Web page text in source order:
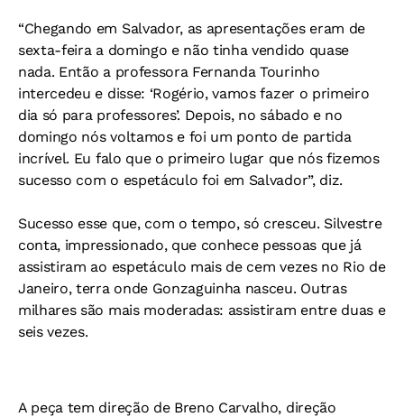
“Chegando em Salvador, as apresentações eram de
sexta-feira a domingo e não tinha vendido quase
nada. Então a professora Fernanda Tourinho
intercedeu e disse: ‘Rogério, vamos fazer o primeiro
dia só para professores’. Depois, no sábado e no
domingo nós voltamos e foi um ponto de partida
incrível. Eu falo que o primeiro lugar que nós fizemos
sucesso com o espetáculo foi em Salvador”, diz.
Sucesso esse que, com o tempo, só cresceu. Silvestre
conta, impressionado, que conhece pessoas que já
assistiram ao espetáculo mais de cem vezes no Rio de
Janeiro, terra onde Gonzaguinha nasceu. Outras
milhares são mais moderadas: assistiram entre duas e
seis vezes.
A peça tem direção de Breno Carvalho, direção